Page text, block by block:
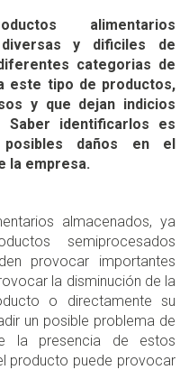
alimentarios
y dificiles de
categorias de
este tipo de productos,
y que dejan indicios
identificarlos es
posibles daños en el
la empresa.
almacenados, ya
semiprocesados
provocar importantes
la disminución de la
o directamente su
un posible problema de
la presencia de estos
producto puede provocar